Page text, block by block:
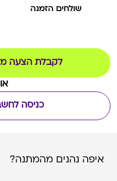
שולחים הזמנה
כניסה
או
לקבלת הצעה
איפה נהנים מהמתנה?